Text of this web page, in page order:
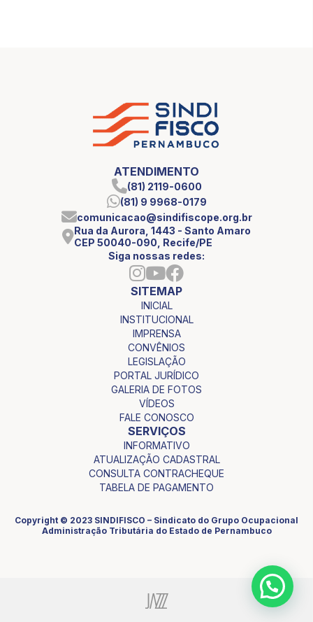
ATENDIMENTO
(81) 2119-0600
(81) 9 9968-0179
comunicacao@sindifiscope.org.br
Rua da Aurora, 1443 - Santo Amaro
CEP 50040-090, Recife/PE
Siga nossas redes:
SITEMAP
INICIAL
INSTITUCIONAL
IMPRENSA
CONVÊNIOS
LEGISLAÇÃO
PORTAL JURÍDICO
GALERIA DE FOTOS
VÍDEOS
FALE CONOSCO
SERVIÇOS
INFORMATIVO
ATUALIZAÇÃO CADASTRAL
CONSULTA CONTRACHEQUE
TABELA DE PAGAMENTO
Copyright © 2023 SINDIFISCO – Sindicato do Grupo Ocupacional
Administração Tributária do Estado de Pernambuco